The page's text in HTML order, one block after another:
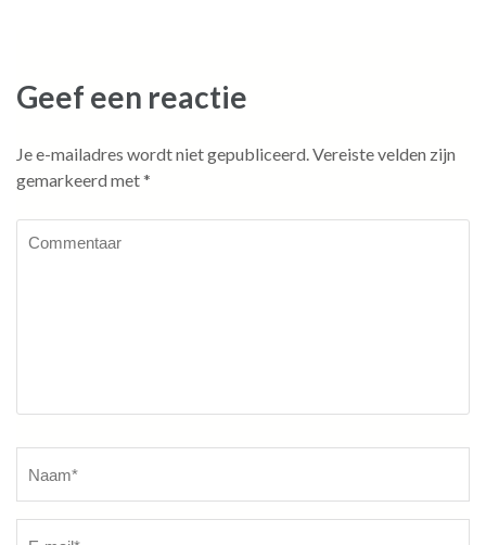
Geef een reactie
Je e-mailadres wordt niet gepubliceerd.Vereiste velden zijn
gemarkeerd met*